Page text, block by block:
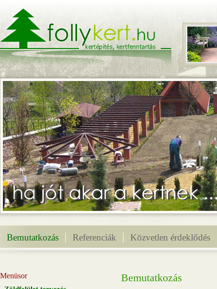
Bemutatkozás Referenciák Közvetlen érdeklődés
Menüsor Bemutatkozás